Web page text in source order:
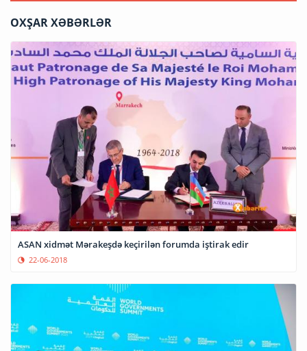
OXŞAR XƏBƏRLƏR
ASAN xidmət Mərakeşdə keçirilən forumda iştirak edir
22-06-2018